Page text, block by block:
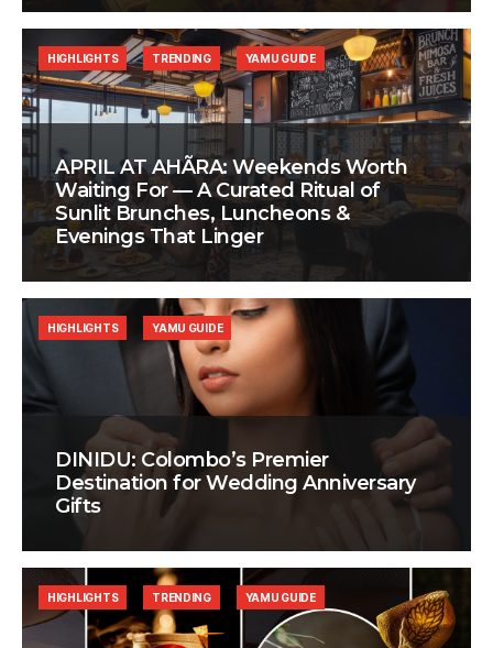
APRIL AT AHÃRA: Weekends Worth
Waiting For — A Curated Ritual of
Sunlit Brunches, Luncheons &
Evenings That Linger
HIGHLIGHTS TRENDING YAMU GUIDE
DINIDU: Colombo’s Premier
Destination for Wedding Anniversary
Gifts
HIGHLIGHTS YAMU GUIDE
HIGHLIGHTS TRENDING YAMU GUIDE